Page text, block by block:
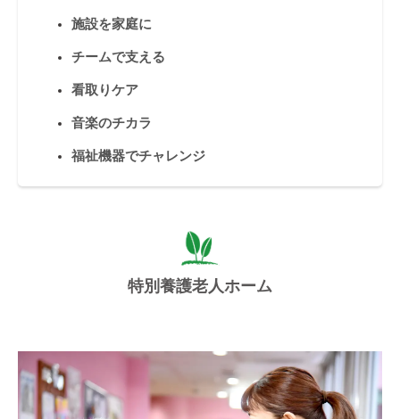
施設を家庭に
チームで支える
看取りケア
音楽のチカラ
福祉機器でチャレンジ
特別養護老人ホーム